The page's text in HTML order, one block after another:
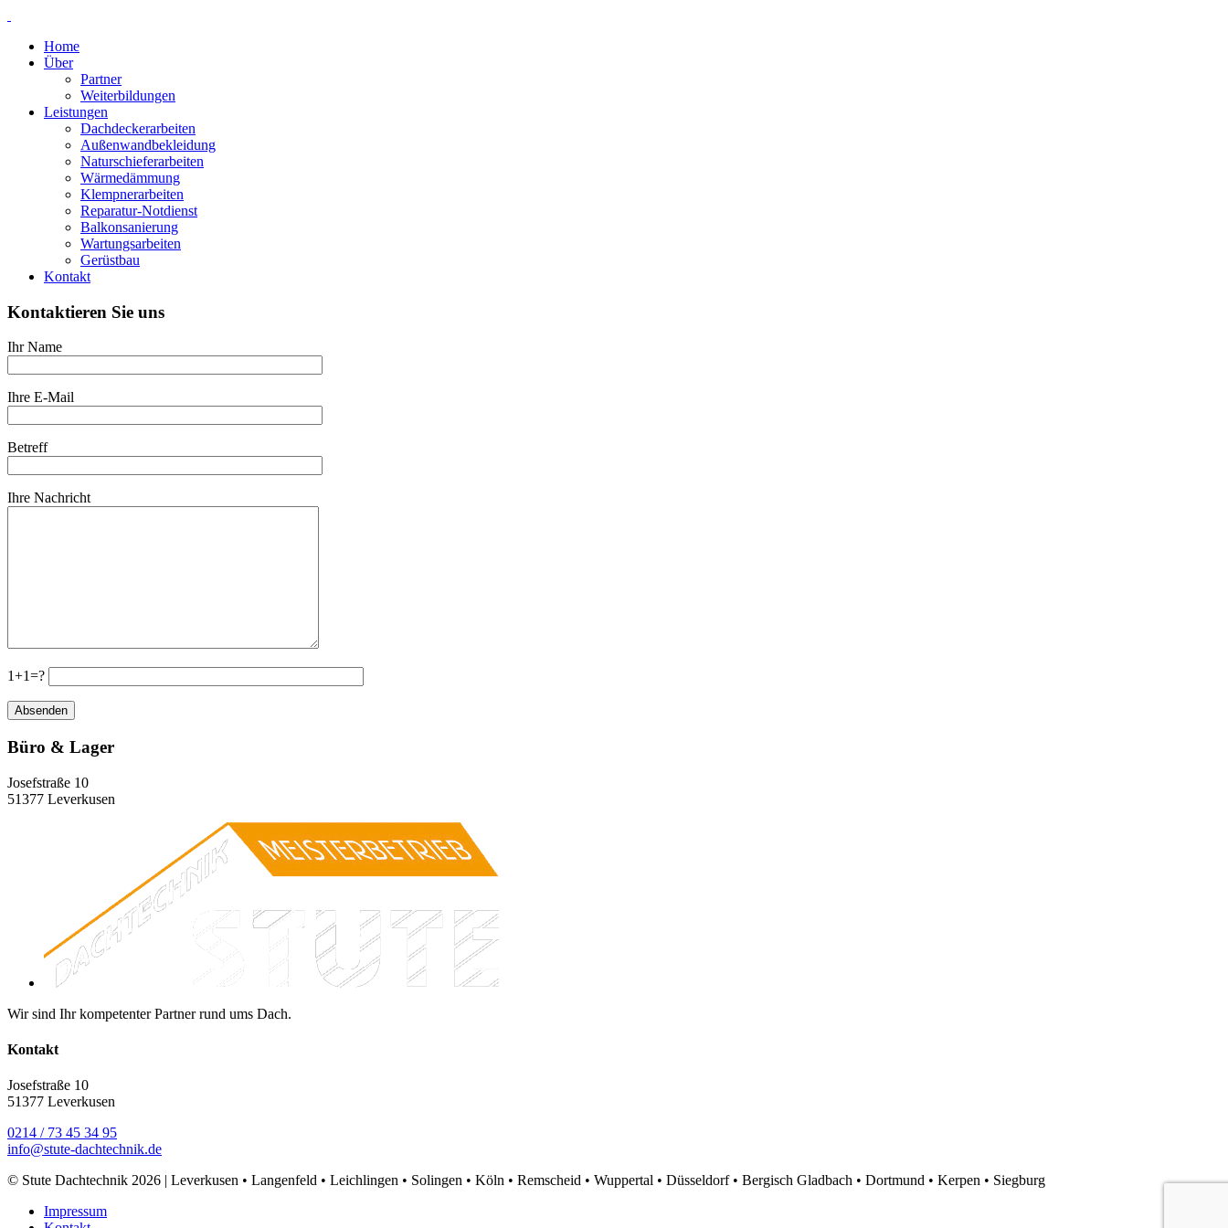
Home
Über
Partner
Weiterbildungen
Leistungen
Dachdeckerarbeiten
Außenwandbekleidung
Naturschieferarbeiten
Wärmedämmung
Klempnerarbeiten
Reparatur-Notdienst
Balkonsanierung
Wartungsarbeiten
Gerüstbau
Kontakt
Kontaktieren Sie uns
Ihr Name
Ihre E-Mail
Betreff
Ihre Nachricht
1+1=?
Büro & Lager
Josefstraße 10
51377 Leverkusen
Wir sind Ihr kompetenter Partner rund ums Dach.
Kontakt
Josefstraße 10
51377 Leverkusen
0214 / 73 45 34 95
info@stute-dachtechnik.de
© Stute Dachtechnik 2026 | Leverkusen • Langenfeld • Leichlingen • Solingen • Köln • Remscheid • Wuppertal • Düsseldorf • Bergisch Gladbach • Dortmund • Kerpen • Siegburg
Impressum